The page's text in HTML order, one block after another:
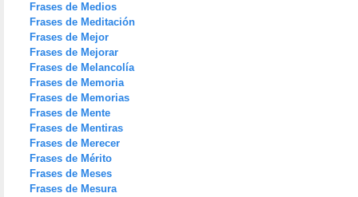
Frases de Medios
Frases de Meditación
Frases de Mejor
Frases de Mejorar
Frases de Melancolía
Frases de Memoria
Frases de Memorias
Frases de Mente
Frases de Mentiras
Frases de Merecer
Frases de Mérito
Frases de Meses
Frases de Mesura